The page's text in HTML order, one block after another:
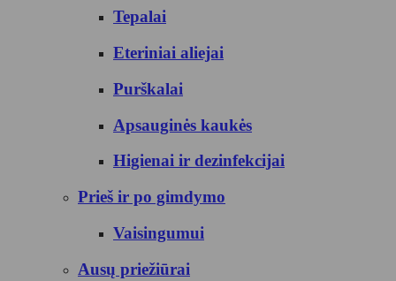
Tepalai
Eteriniai aliejai
Purškalai
Apsauginės kaukės
Higienai ir dezinfekcijai
Prieš ir po gimdymo
Vaisingumui
Ausų priežiūrai